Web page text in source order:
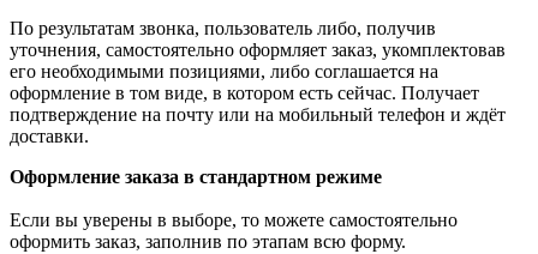
По результатам звонка, пользователь либо, получив
уточнения, самостоятельно оформляет заказ, укомплектовав
его необходимыми позициями, либо соглашается на
оформление в том виде, в котором есть сейчас. Получает
подтверждение на почту или на мобильный телефон и ждёт
доставки.
Оформление заказа в стандартном режиме
Если вы уверены в выборе, то можете самостоятельно
оформить заказ, заполнив по этапам всю форму.